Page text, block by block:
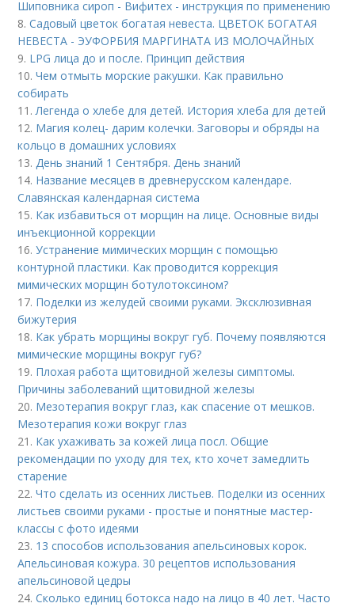
Шиповника сироп - Вифитех - инструкция по применению
8.Садовый цветок богатая невеста. ЦВЕТОК БОГАТАЯ
НЕВЕСТА - ЭУФОРБИЯ МАРГИНАТА ИЗ МОЛОЧАЙНЫХ
9. LPG лица до и после. Принцип действия
10.Чем отмыть морские ракушки. Как правильно
собирать
11.Легенда о хлебе для детей. История хлеба для детей
12. Магия колец- дарим колечки. Заговоры и обряды на
кольцо в домашних условиях
13.День знаний 1 Сентября. День знаний
14. Название месяцев в древнерусском календаре.
Славянская календарная система
15. Как избавиться от морщин на лице. Основные виды
инъекционной коррекции
16.Устранение мимических морщин с помощью
контурной пластики. Как проводится коррекция
мимических морщин ботулотоксином?
17. Поделки из желудей своими руками. Эксклюзивная
бижутерия
18. Как убрать морщины вокруг губ. Почему появляются
мимические морщины вокруг губ?
19. Плохая работа щитовидной железы симптомы.
Причины заболеваний щитовидной железы
20. Мезотерапия вокруг глаз, как спасение от мешков.
Мезотерапия кожи вокруг глаз
21. Как ухаживать за кожей лица посл. Общие
рекомендации по уходу для тех, кто хочет замедлить
старение
22.Что сделать из осенних листьев. Поделки из осенних
листьев своими руками - простые и понятные мастер-
классы с фото идеями
23. 13 способов использования апельсиновых корок.
Апельсиновая кожура. 30 рецептов использования
апельсиновой цедры
24.Сколько единиц ботокса надо на лицо в 40 лет. Часто